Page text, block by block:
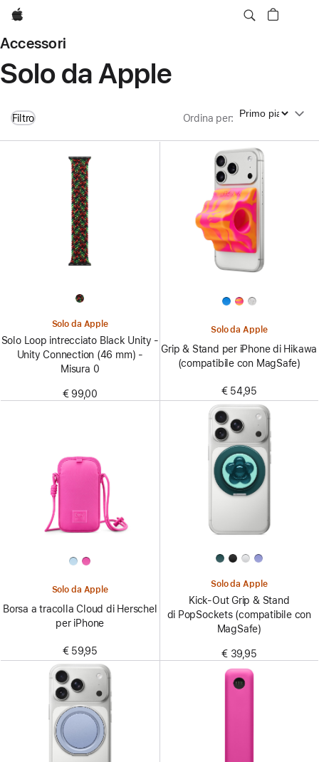
Apple
Accessori
Solo da Apple
Filtro Ordina per: Ordina per
Solo da Apple
Solo Loop intrecciato Black Unity -
Unity Connection (46 mm) -
Misura 0
€ 99,00
Solo da Apple
Grip & Stand per iPhone di Hikawa
(compatibile con MagSafe)
€ 54,95
Solo da Apple
Borsa a tracolla Cloud di Herschel
per iPhone
€ 59,95
Solo da Apple
Kick-Out Grip & Stand
di PopSockets (compatibile con
MagSafe)
€ 39,95